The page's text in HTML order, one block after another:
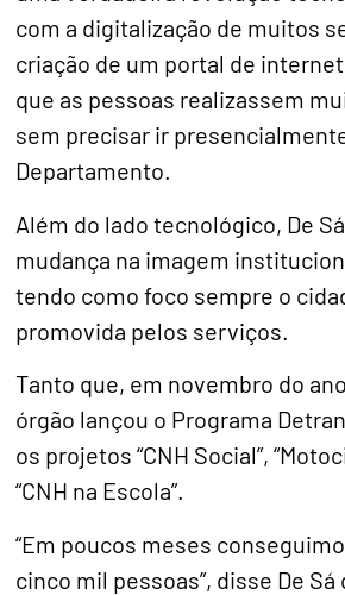
com a digitalização de muitos
criação de um portal de
que as pessoas realizassem
sem precisar ir
Departamento.
Além do lado tecnológico, De
mudança na imagem
tendo como foco sempre o
promovida pelos serviços.
Tanto que, em novembro do
órgão lançou o Programa
os projetos “CNH Social”,
“CNH na Escola”.
“Em poucos meses
cinco mil pessoas”, disse De Sá